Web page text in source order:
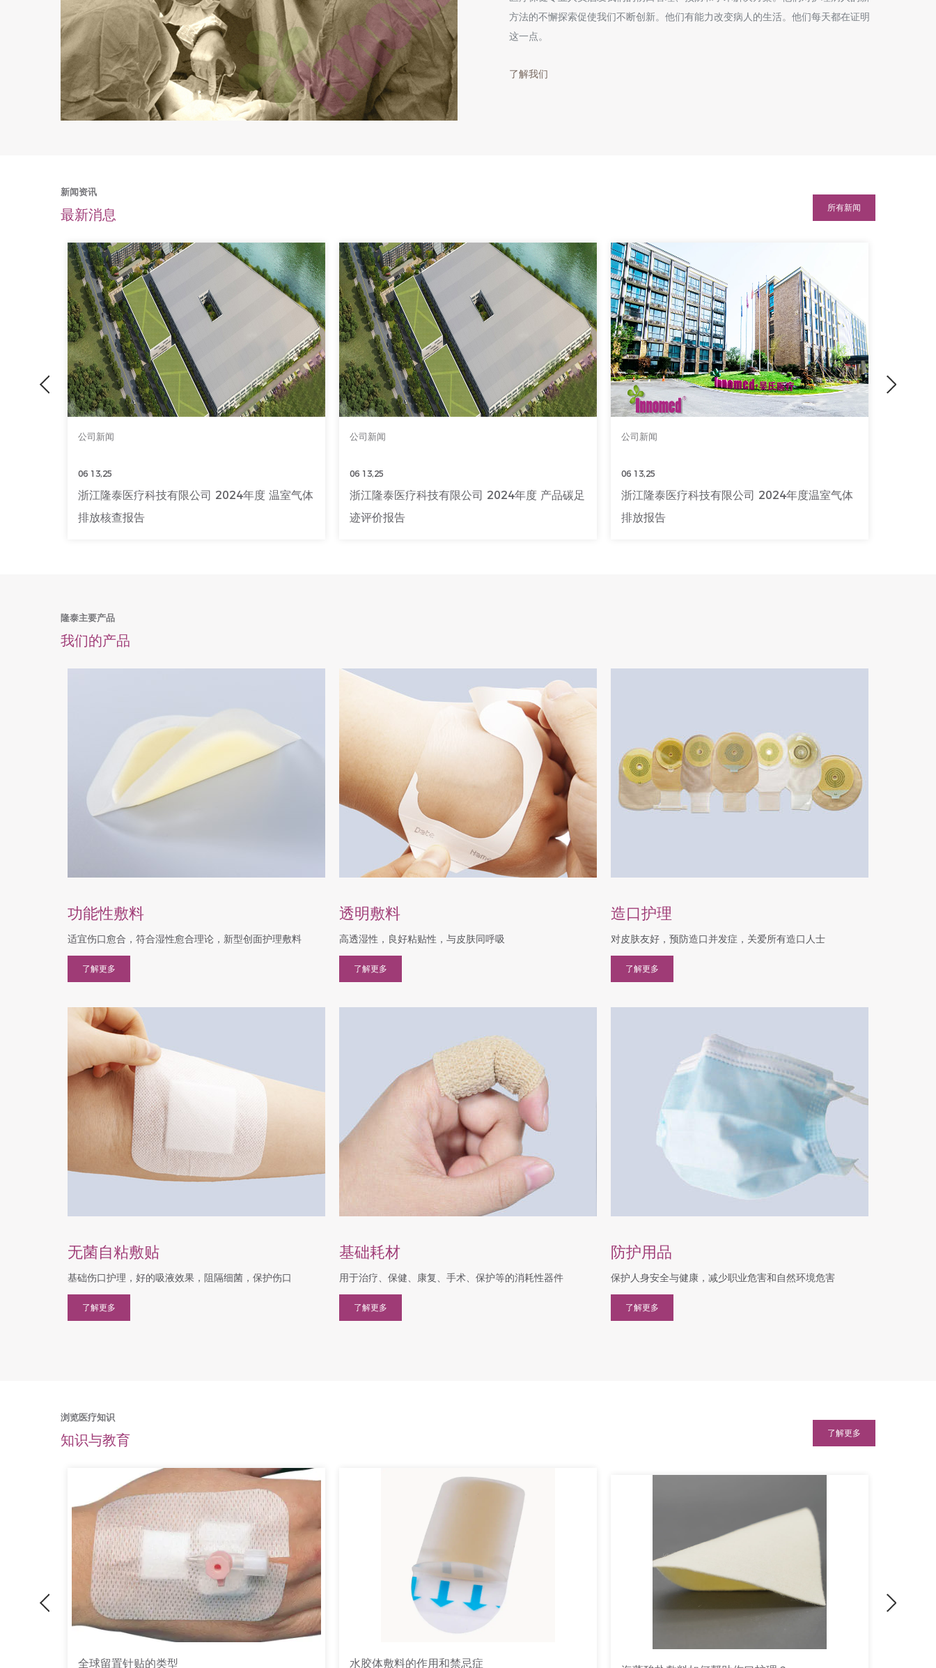
方法的不懈探索促使我们不断创新。他们有能力改变病人的生活。他们每天都在证明
这一点。
了解我们
新闻资讯
最新消息 所有新闻
Previous
年度 产品碳足
浙江隆泰医疗科技有限公司 2024年度温室气体
排放报告
浙江隆泰医疗科技有限公司 2024 年度社会责任
报告
全球首个创面AI诊疗项目正启！——隆泰医疗进
Next
隆泰主要产品
我们的产品
功能性敷料
适宜伤口愈合，符合湿性愈合理论，新型创面护理敷料
了解更多
透明敷料
高透湿性，良好粘贴性，与皮肤同呼吸
了解更多
造口护理
对皮肤友好，预防造口并发症，关爱所有造口人士
了解更多
无菌自粘敷贴
基础伤口护理，好的吸液效果，阻隔细菌，保护伤口
了解更多
基础耗材
用于治疗、保健、康复、手术、保护等的消耗性器件
了解更多
防护用品
保护人身安全与健康，减少职业危害和自然环境危害
了解更多
浏览医疗知识
知识与教育 了解更多
Previous
海藻酸盐敷料如何帮助伤口护理？ 海藻酸盐敷料在骨科换药中的应用 异形硅胶泡沫敷料的制造方法与工艺
Next